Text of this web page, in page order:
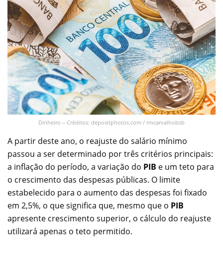
Dinheiro – Créditos: depositphotos.com / rmcarvalhobsb
A partir deste ano, o reajuste do salário mínimo
passou a ser determinado por três critérios principais:
a inflação do período, a variação do PIB e um teto para
o crescimento das despesas públicas. O limite
estabelecido para o aumento das despesas foi fixado
em 2,5%, o que significa que, mesmo que o PIB
apresente crescimento superior, o cálculo do reajuste
utilizará apenas o teto permitido.